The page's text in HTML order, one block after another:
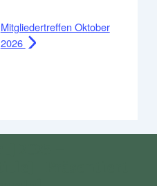
Mitgliedertreffen Oktober
2026